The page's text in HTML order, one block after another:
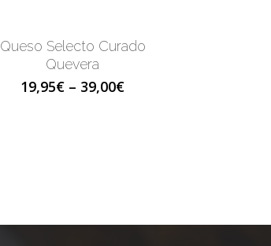
Queso Selecto Curado
Quevera
19,95€ – 39,00€